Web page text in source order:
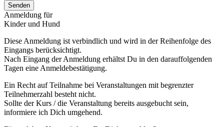
Senden
Anmeldung für
Kinder und Hund
Diese Anmeldung ist verbindlich und wird in der Reihenfolge des
Eingangs berücksichtigt.
Nach Eingang der Anmeldung erhältst Du in den darauffolgenden
Tagen eine Anmeldebestätigung.
Ein Recht auf Teilnahme bei Veranstaltungen mit begrenzter
Teilnehmerzahl besteht nicht.
Sollte der Kurs / die Veranstaltung bereits ausgebucht sein,
informiere ich Dich umgehend.